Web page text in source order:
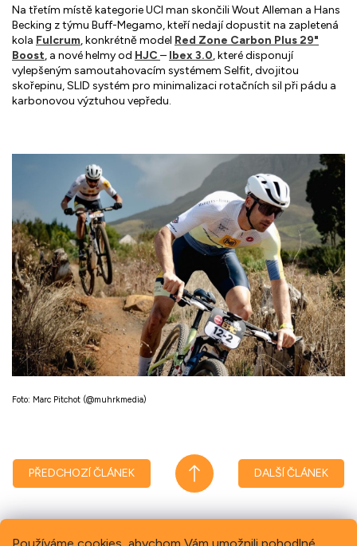
Na třetím místě kategorie UCI man skončili Wout Alleman a Hans
Becking z týmu Buff-Megamo, kteří nedají dopustit na zapletená
kola Fulcrum, konkrétně model Red Zone Carbon Plus 29"
Boost, a nové helmy od HJC – Ibex 3.0, které disponují
vylepšeným samoutahovacím systémem Selfit, dvojitou
skořepinu, SLID systém pro minimalizaci rotačních sil při pádu a
karbonovou výztuhou vepředu.
Foto: Marc Pitchot (@muhrkmedia)
PŘEDCHOZÍ ČLÁNEK DALŠÍ ČLÁNEK